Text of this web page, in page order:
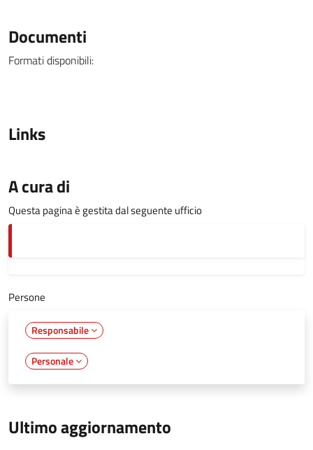
Documenti
Formati disponibili:
Links
A cura di
Questa pagina è gestita dal seguente ufficio
Persone
Responsabile
Personale
Ultimo aggiornamento